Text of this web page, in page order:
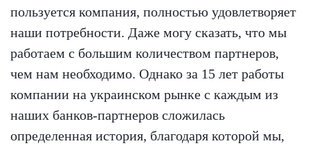
пользуется компания, полностью удовлетворяет
наши потребности. Даже могу сказать, что мы
работаем с большим количеством партнеров,
чем нам необходимо. Однако за 15 лет работы
компании на украинском рынке с каждым из
наших банков-партнеров сложилась
определенная история, благодаря которой мы,